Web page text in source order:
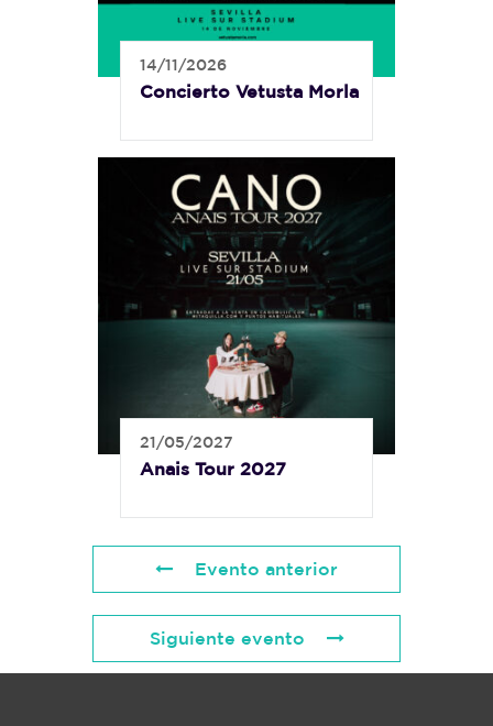
14/11/2026
Concierto Vetusta Morla
21/05/2027
Anais Tour 2027
Evento anterior
Siguiente evento